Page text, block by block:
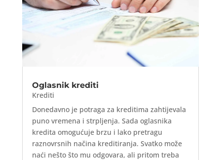
Oglasnik krediti
Krediti
Donedavno je potraga za kreditima zahtijevala
puno vremena i strpljenja. Sada oglasnika
kredita omogućuje brzu i lako pretragu
raznovrsnih načina kreditiranja. Svatko može
naći nešto što mu odgovara, ali pritom treba